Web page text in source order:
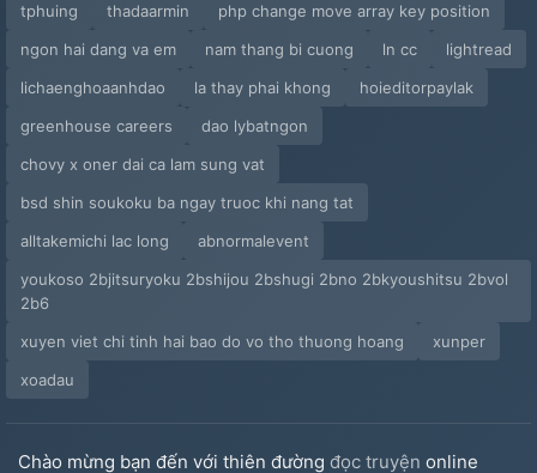
tphuing thadaarmin
php change move array key position
ngon hai dang va em
nam thang bi cuong ln cc
lightread
lichaenghoaanhdao
la thay phai khong
hoieditorpaylak
greenhouse careers
dao lybatngon
chovy x oner dai ca lam sung vat
bsd shin soukoku ba ngay truoc khi nang tat
alltakemichi lac long
abnormalevent
youkoso 2bjitsuryoku 2bshijou 2bshugi 2bno 2bkyoushitsu 2bvol
2b6
xuyen viet chi tinh hai bao do vo tho thuong hoang
xunper
xoadau
Chào mừng bạn đến với thiên đường đọc truyện online